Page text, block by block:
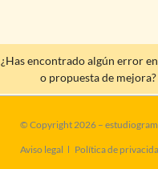
¿Has encontrado algún error
o propuesta de
© Copyright 2026 –
Saltar
Aviso legal Política de